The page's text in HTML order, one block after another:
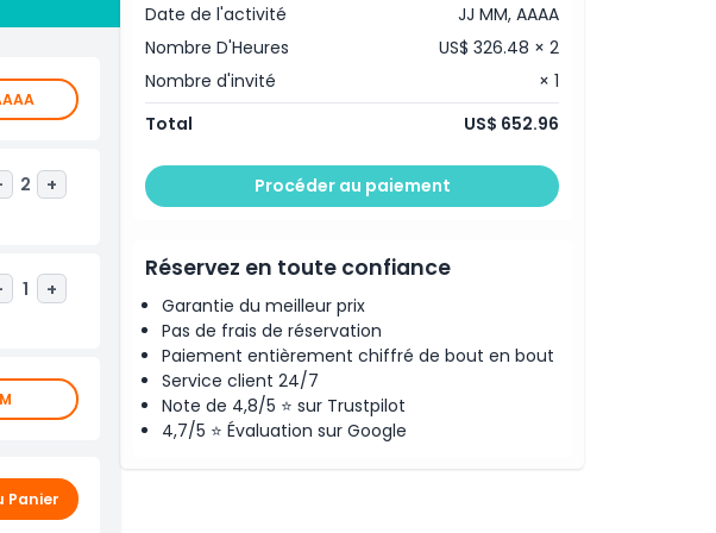
et des
la skyline
2 +
1 +
Panier
Date de l'activité
JJ MM, AAAA
Nombre D'Heures
US$ 326.48 × 2
Nombre d'invité
× 1
Total
US$ 652.96
Procéder au paiement
Réservez en toute confiance
Garantie du meilleur prix
Pas de frais de réservation
Paiement entièrement chiffré de bout en bout
Service client 24/7
Note de 4,8/5 ⭐ sur Trustpilot
4,7/5 ⭐ Évaluation sur Google